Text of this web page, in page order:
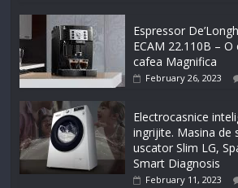
Espressor
ECAM 22.110B –
cafea Magnifica
February 26, 2023
Electrocasnice
ingrijite. Masina de
uscator Slim LG,
Smart Diagnosis
February 11, 2023